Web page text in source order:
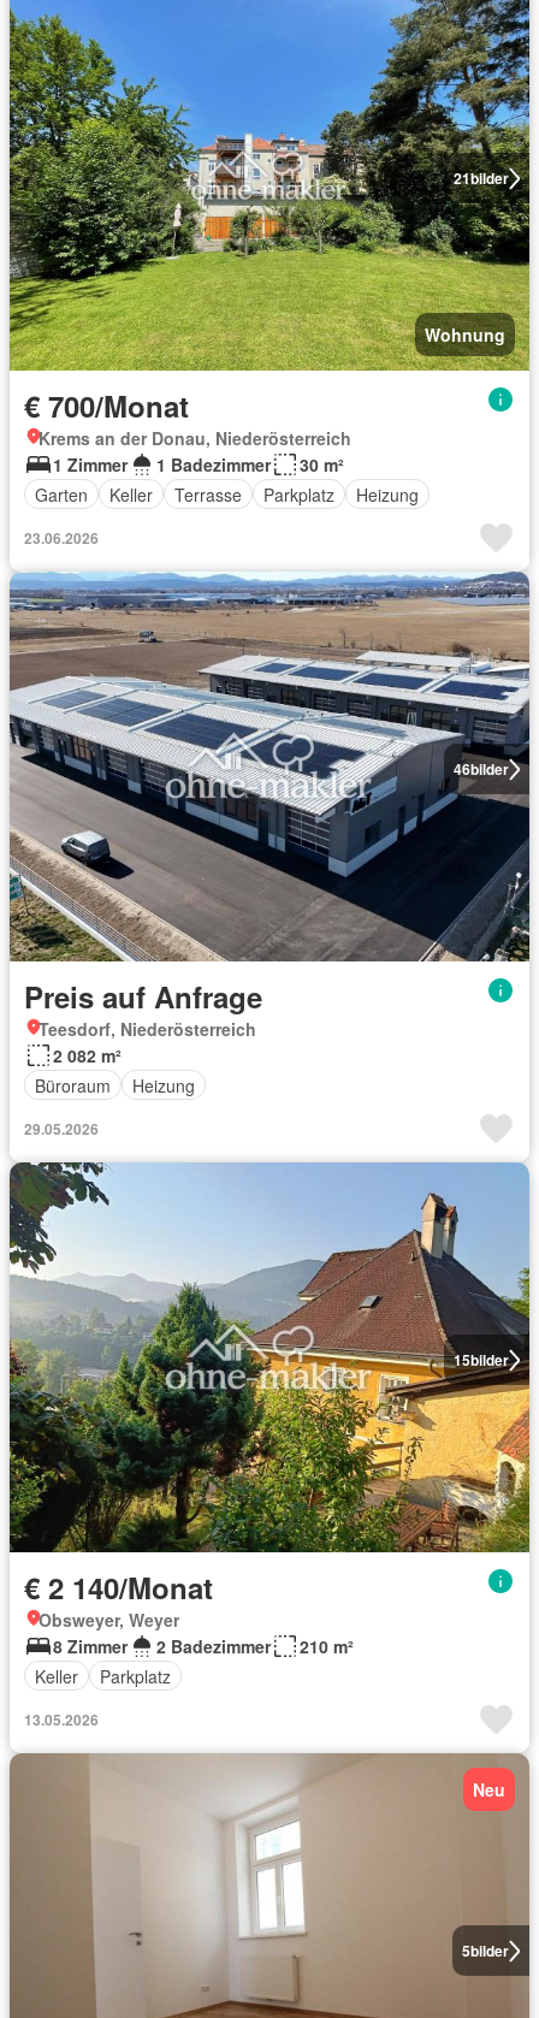
21bilder
Wohnung
€ 700/Monat
Krems an der Donau, Niederösterreich
1 Zimmer
1 Badezimmer
30 m²
Garten
Keller Terrasse Parkplatz Heizung
23.06.2026
46bilder
Preis auf Anfrage
Teesdorf, Niederösterreich
2 082 m²
Büroraum
Heizung
29.05.2026
15bilder
€ 2 140/Monat
Obsweyer, Weyer
8 Zimmer
2 Badezimmer
210 m²
Keller
Parkplatz
13.05.2026
5bilder
Neu